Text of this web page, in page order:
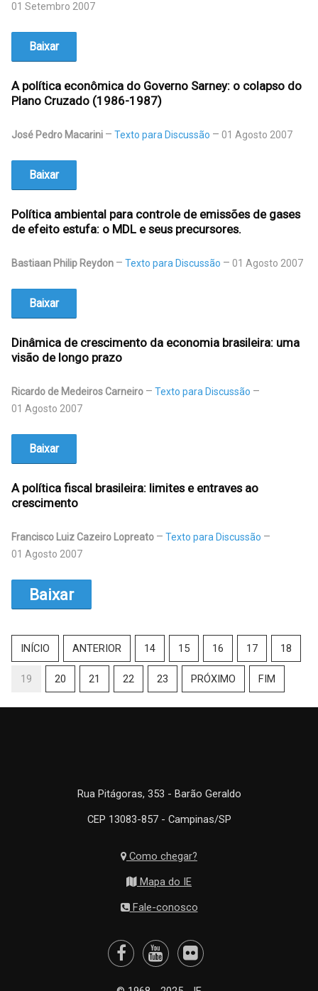
01 Setembro 2007
Baixar
A política econômica do Governo Sarney: o colapso do
Plano Cruzado (1986-1987)
José Pedro Macarini Texto para Discussão 01 Agosto 2007
Baixar
Política ambiental para controle de emissões de gases
de efeito estufa: o MDL e seus precursores.
Bastiaan Philip Reydon Texto para Discussão 01 Agosto 2007
Baixar
Dinâmica de crescimento da economia brasileira: uma
visão de longo prazo
Ricardo de Medeiros Carneiro
Texto para Discussão
01 Agosto 2007
Baixar
A política fiscal brasileira: limites e entraves ao
crescimento
Francisco Luiz Cazeiro Lopreato
Texto para Discussão
01 Agosto 2007
Baixar
INÍCIO ANTERIOR 14 15 16 17 18
19 20 21 22 23 PRÓXIMO FIM
Rua Pitágoras, 353 - Barão Geraldo
CEP 13083-857 - Campinas/SP
Como chegar?
Mapa do IE
Fale-conosco